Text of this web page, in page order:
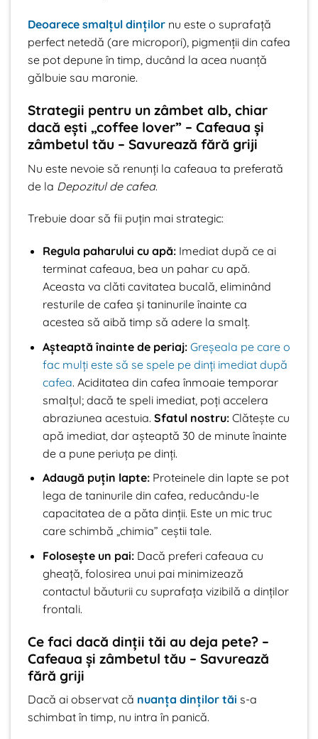
Deoarece smalțul dinților nu este o suprafață
perfect netedă (are micropori), pigmenții din cafea
se pot depune în timp, ducând la acea nuanță
gălbuie sau maronie.
Strategii pentru un zâmbet alb, chiar
dacă ești „coffee lover” – Cafeaua și
zâmbetul tău – Savurează fără griji
Nu este nevoie să renunți la cafeaua ta preferată
de la Depozitul de cafea.
Trebuie doar să fii puțin mai strategic:
Regula paharului cu apă:Imediat după ce ai
terminat cafeaua, bea un pahar cu apă.
Aceasta va clăti cavitatea bucală, eliminând
resturile de cafea și taninurile înainte ca
acestea să aibă timp să adere la smalț.
Așteaptă înainte de periaj: Greșeala pe care o
fac mulți este să se spele pe dinți imediat după
cafea. Aciditatea din cafea înmoaie temporar
smalțul; dacă te speli imediat, poți accelera
abraziunea acestuia. Sfatul nostru:Clătește cu
apă imediat, dar așteaptă 30 de minute înainte
de a pune periuța pe dinți.
Adaugă puțin lapte:Proteinele din lapte se pot
lega de taninurile din cafea, reducându-le
capacitatea de a păta dinții. Este un mic truc
care schimbă „chimia” ceștii tale.
Folosește un pai:Dacă preferi cafeaua cu
gheață, folosirea unui pai minimizează
contactul băuturii cu suprafața vizibilă a dinților
frontali.
Ce faci dacă dinții tăi au deja pete? –
Cafeaua și zâmbetul tău – Savurează
fără griji
Dacă ai observat că nuanța dinților tăi s-a
schimbat în timp, nu intra în panică.